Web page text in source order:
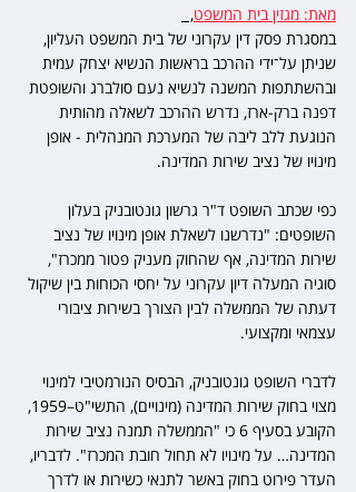
מאת: מגזין בית המשפט,
במסגרת פסק דין עקרוני של בית המשפט העליון,
שניתן על־ידי ההרכב בראשות הנשיא יצחק עמית
ובהשתתפות המשנה לנשיא נעם סולברג והשופטת
דפנה ברק-ארז, נדרש ההרכב לשאלה מהותית
הנוגעת ללב ליבה של המערכת המנהלית - אופן
מינויו של נציב שירות המדינה.
כפי שכתב השופט ד"ר גרשון גונטובניק בעלון
השופטים: "נדרשנו לשאלת אופן מינויו של נציב
שירות המדינה, אף שהחוק מעניק פטור ממכרז",
סוגיה המעלה דיון עקרוני על יחסי הכוחות בין שיקול
דעתה של הממשלה לבין הצורך בשירות ציבורי
עצמאי ומקצועי.
לדברי השופט גונטובניק, הבסיס הנורמטיבי למינוי
מצוי בחוק שירות המדינה (מינויים), התשי"ט–1959,
הקובע בסעיף 6 כי "הממשלה תמנה נציב שירות
המדינה… על מינויו לא תחול חובת המכרז". לדבריו,
העדר פירוט בחוק באשר לתנאי כשירות או לדרך